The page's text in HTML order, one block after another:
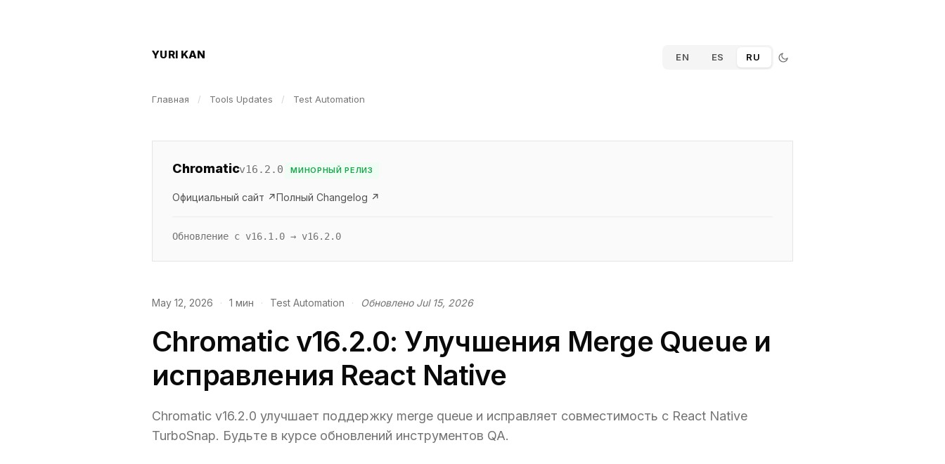
EN ES RU
YURI KAN
Главная / Tools Updates / Test Automation
Chromaticv16.2.0 МИНОРНЫЙ РЕЛИЗ
Официальный сайт ↗Полный Changelog ↗
Обновление с v16.1.0 → v16.2.0
May 12, 2026 · 1 мин · Test Automation · Обновлено Jul 15, 2026
Chromatic v16.2.0: Улучшения Merge Queue и
исправления React Native
Chromatic v16.2.0 улучшает поддержку merge queue и исправляет совместимость с React Native
TurboSnap. Будьте в курсе обновлений инструментов QA.